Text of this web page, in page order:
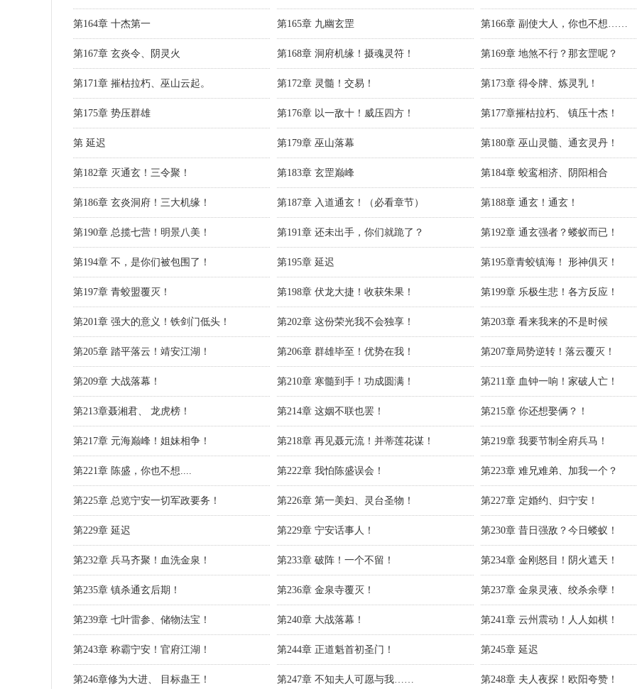
第164章 十杰第一 第165章 九幽玄罡 第166章 副使大人，你也不想……
第167章 玄炎令、阴灵火 第168章 洞府机缘！摄魂灵符！ 第169章 地煞不行？那玄罡呢？
第171章 摧枯拉朽、巫山云起。 第172章 灵髓！交易！ 第173章 得令牌、炼灵乳！
第175章 势压群雄 第176章 以一敌十！威压四方！ 第177章摧枯拉朽、 镇压十杰！
第 延迟 第179章 巫山落幕 第180章 巫山灵髓、通玄灵丹！
第182章 灭通玄！三令聚！ 第183章 玄罡巅峰 第184章 蛟鸾相济、阴阳相合
第186章 玄炎洞府！三大机缘！ 第187章 入道通玄！（必看章节） 第188章 通玄！通玄！
第190章 总揽七营！明景八美！ 第191章 还未出手，你们就跪了？ 第192章 通玄强者？蝼蚁而已！
第194章 不，是你们被包围了！ 第195章 延迟 第195章青蛟镇海！ 形神俱灭！
第197章 青蛟盟覆灭！ 第198章 伏龙大捷！收获朱果！ 第199章 乐极生悲！各方反应！
第201章 强大的意义！铁剑门低头！ 第202章 这份荣光我不会独享！ 第203章 看来我来的不是时候
第205章 踏平落云！靖安江湖！ 第206章 群雄毕至！优势在我！ 第207章局势逆转！落云覆灭！
第209章 大战落幕！ 第210章 寒髓到手！功成圆满！ 第211章 血钟一响！家破人亡！
第213章聂湘君、 龙虎榜！ 第214章 这姻不联也罢！ 第215章 你还想娶俩？！
第217章 元海巅峰！姐妹相争！ 第218章 再见聂元流！并蒂莲花谋！ 第219章 我要节制全府兵马！
第221章 陈盛，你也不想.... 第222章 我怕陈盛误会！ 第223章 难兄难弟、加我一个？
第225章 总览宁安一切军政要务！ 第226章 第一美妇、灵台圣物！ 第227章 定婚约、归宁安！
第229章 延迟 第229章 宁安话事人！ 第230章 昔日强敌？今日蝼蚁！
第232章 兵马齐聚！血洗金泉！ 第233章 破阵！一个不留！ 第234章 金刚怒目！阴火遮天！
第235章 镇杀通玄后期！ 第236章 金泉寺覆灭！ 第237章 金泉灵液、绞杀余孽！
第239章 七叶雷参、储物法宝！ 第240章 大战落幕！ 第241章 云州震动！人人如棋！
第243章 称霸宁安！官府江湖！ 第244章 正道魁首初圣门！ 第245章 延迟
第246章修为大进、 目标蛊王！ 第247章 不知夫人可愿与我…… 第248章 夫人夜探！欧阳夸赞！